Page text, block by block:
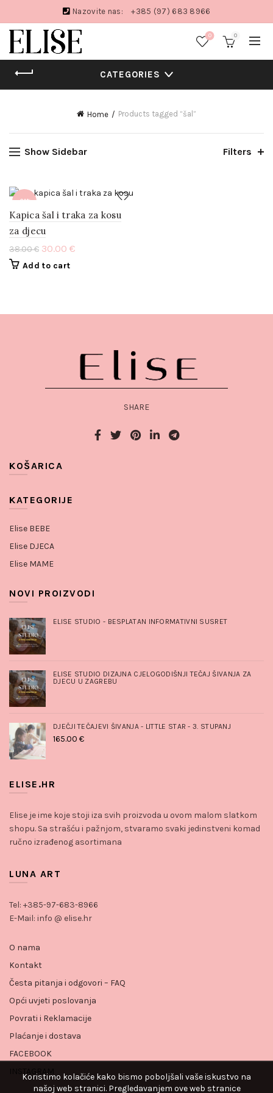
Nazovite nas: +385 (97) 683 8966
0 0
CATEGORIES
Home Products tagged “šal”
Show Sidebar Filters
-21%
Kapica šal i traka za kosu
za djecu
38.00€ 30.00 €
Add to cart
SHARE
KOŠARICA
KATEGORIJE
Elise BEBE
Elise DJECA
Elise MAME
NOVI PROIZVODI
ELISE STUDIO - BESPLATAN INFORMATIVNI SUSRET
ELISE STUDIO DIZAJNA CJELOGODIŠNJI TEČAJ ŠIVANJA ZA
DJECU U ZAGREBU
DJEČJI TEČAJEVI ŠIVANJA - LITTLE STAR - 3. STUPANJ
165.00 €
ELISE.HR
Elise je ime koje stoji iza svih proizvoda u ovom malom slatkom
shopu. Sa strašću i pažnjom, stvaramo svaki jedinstveni komad
ručno izrađenog asortimana
LUNA ART
Tel: +385-97-683-8966
E-Mail: info @ elise.hr
O nama
Kontakt
Česta pitanja i odgovori – FAQ
Opći uvjeti poslovanja
Povrati i Reklamacije
Plaćanje i dostava
FACEBOOK
INSTAGRAM
Koristimo kolačiće kako bismo poboljšali vaše iskustvo na
našoj web stranici. Pregledavanjem ove web stranice